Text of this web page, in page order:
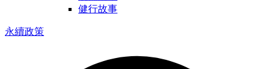
健行故事
永續政策